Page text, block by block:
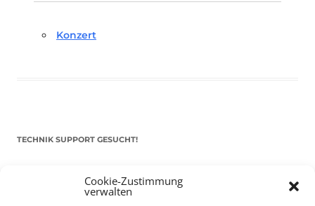
Cookie-Zustimmung
verwalten
Konzert
TECHNIK SUPPORT GESUCHT!
Mithilfe im Bereich Technik
. Sie haben Interesse? Dann